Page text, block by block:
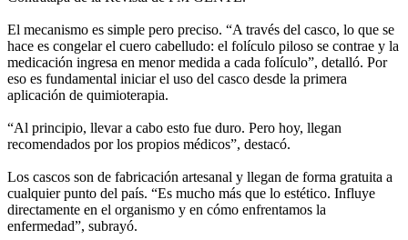
El mecanismo es simple pero preciso. “A través del casco, lo que se
hace es congelar el cuero cabelludo: el folículo piloso se contrae y la
medicación ingresa en menor medida a cada folículo”, detalló. Por
eso es fundamental iniciar el uso del casco desde la primera
aplicación de quimioterapia.
“Al principio, llevar a cabo esto fue duro. Pero hoy, llegan
recomendados por los propios médicos”, destacó.
Los cascos son de fabricación artesanal y llegan de forma gratuita a
cualquier punto del país. “Es mucho más que lo estético. Influye
directamente en el organismo y en cómo enfrentamos la
enfermedad”, subrayó.